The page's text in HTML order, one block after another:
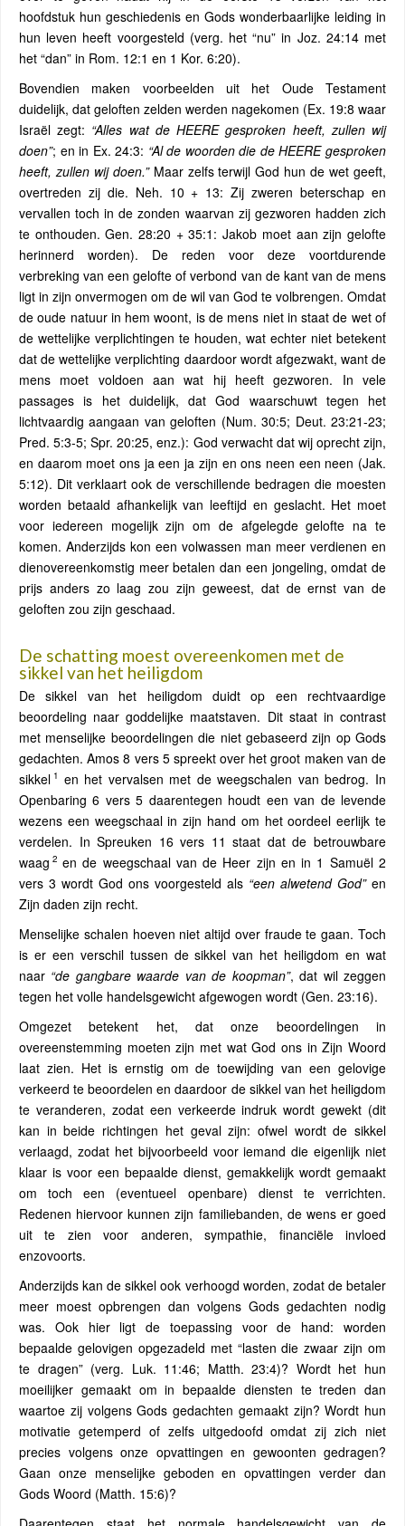
hoofdstuk hun geschiedenis en Gods wonderbaarlijke leiding in
hun leven heeft voorgesteld (verg. het “nu” in Joz. 24:14 met
het “dan” in Rom. 12:1 en 1 Kor. 6:20).
Bovendien maken voorbeelden uit het Oude Testament
duidelijk, dat geloften zelden werden nagekomen (Ex. 19:8 waar
Israël zegt: “Alles wat de HEERE gesproken heeft, zullen wij
doen”; en in Ex. 24:3: “Al de woorden die de HEERE gesproken
heeft, zullen wij doen.”Maar zelfs terwijl God hun de wet geeft,
overtreden zij die. Neh. 10 + 13: Zij zweren beterschap en
vervallen toch in de zonden waarvan zij gezworen hadden zich
te onthouden. Gen. 28:20 + 35:1: Jakob moet aan zijn gelofte
herinnerd worden). De reden voor deze voortdurende
verbreking van een gelofte of verbond van de kant van de mens
ligt in zijn onvermogen om de wil van God te volbrengen. Omdat
de oude natuur in hem woont, is de mens niet in staat de wet of
de wettelijke verplichtingen te houden, wat echter niet betekent
dat de wettelijke verplichting daardoor wordt afgezwakt, want de
mens moet voldoen aan wat hij heeft gezworen. In vele
passages is het duidelijk, dat God waarschuwt tegen het
lichtvaardig aangaan van geloften (Num. 30:5; Deut. 23:21-23;
Pred. 5:3-5; Spr. 20:25, enz.): God verwacht dat wij oprecht zijn,
en daarom moet ons ja een ja zijn en ons neen een neen (Jak.
5:12). Dit verklaart ook de verschillende bedragen die moesten
worden betaald afhankelijk van leeftijd en geslacht. Het moet
voor iedereen mogelijk zijn om de afgelegde gelofte na te
komen. Anderzijds kon een volwassen man meer verdienen en
dienovereenkomstig meer betalen dan een jongeling, omdat de
prijs anders zo laag zou zijn geweest, dat de ernst van de
geloften zou zijn geschaad.
De schatting moest overeenkomen met de
sikkel van het heiligdom
De sikkel van het heiligdom duidt op een rechtvaardige
beoordeling naar goddelijke maatstaven. Dit staat in contrast
met menselijke beoordelingen die niet gebaseerd zijn op Gods
gedachten. Amos 8 vers 5 spreekt over het groot maken van de
sikkel 1 en het vervalsen met de weegschalen van bedrog. In
Openbaring 6 vers 5 daarentegen houdt een van de levende
wezens een weegschaal in zijn hand om het oordeel eerlijk te
verdelen. In Spreuken 16 vers 11 staat dat de betrouwbare
waag 2en de weegschaal van de Heer zijn en in 1 Samuël 2
vers 3 wordt God ons voorgesteld als “een alwetend God”en
Zijn daden zijn recht.
Menselijke schalen hoeven niet altijd over fraude te gaan. Toch
is er een verschil tussen de sikkel van het heiligdom en wat
naar “de gangbare waarde van de koopman”, dat wil zeggen
tegen het volle handelsgewicht afgewogen wordt (Gen. 23:16).
Omgezet betekent het, dat onze beoordelingen in
overeenstemming moeten zijn met wat God ons in Zijn Woord
laat zien. Het is ernstig om de toewijding van een gelovige
verkeerd te beoordelen en daardoor de sikkel van het heiligdom
te veranderen, zodat een verkeerde indruk wordt gewekt (dit
kan in beide richtingen het geval zijn: ofwel wordt de sikkel
verlaagd, zodat het bijvoorbeeld voor iemand die eigenlijk niet
klaar is voor een bepaalde dienst, gemakkelijk wordt gemaakt
om toch een (eventueel openbare) dienst te verrichten.
Redenen hiervoor kunnen zijn familiebanden, de wens er goed
uit te zien voor anderen, sympathie, financiële invloed
enzovoorts.
Anderzijds kan de sikkel ook verhoogd worden, zodat de betaler
meer moest opbrengen dan volgens Gods gedachten nodig
was. Ook hier ligt de toepassing voor de hand: worden
bepaalde gelovigen opgezadeld met “lasten die zwaar zijn om
te dragen” (verg. Luk. 11:46; Matth. 23:4)? Wordt het hun
moeilijker gemaakt om in bepaalde diensten te treden dan
waartoe zij volgens Gods gedachten gemaakt zijn? Wordt hun
motivatie getemperd of zelfs uitgedoofd omdat zij zich niet
precies volgens onze opvattingen en gewoonten gedragen?
Gaan onze menselijke geboden en opvattingen verder dan
Gods Woord (Matth. 15:6)?